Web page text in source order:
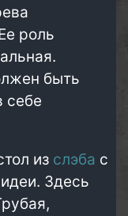
роль
быть
себе
из слэба с
Здесь